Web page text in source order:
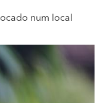
num local